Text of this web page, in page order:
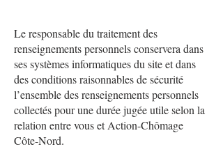
Le responsable du traitement des
renseignements personnels conservera dans
ses systèmes informatiques du site et dans
des conditions raisonnables de sécurité
l’ensemble des renseignements personnels
collectés pour une durée jugée utile selon la
relation entre vous et Action-Chômage
Côte-Nord.